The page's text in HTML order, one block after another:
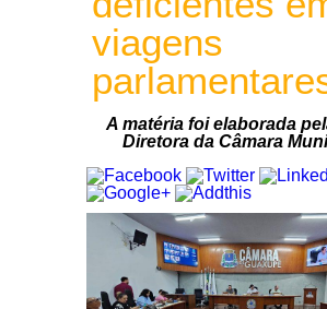
viagens
A matéria foi elaborada
Diretora da Câmara